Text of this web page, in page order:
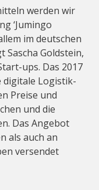
werden wir
‘Jumingo
im deutschen
Sascha Goldstein,
ups. Das 2017
Logistik-
Preise und
und die
Das Angebot
als auch an
versendet